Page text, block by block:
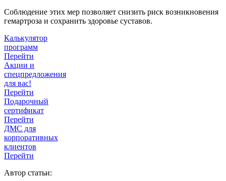
Соблюдение этих мер позволяет снизить риск возникновения
гемартроза и сохранить здоровье суставов.
Калькулятор
программ
Перейти
Акции и
спецпредложения
для вас!
Перейти
Подарочный
сертификат
Перейти
ДМС для
корпоративных
клиентов
Перейти
Автор статьи: